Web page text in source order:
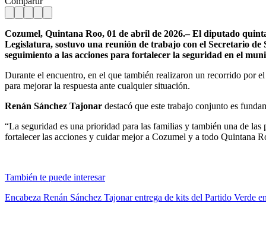
Cozumel, Quintana Roo, 01 de abril de 2026.– El diputado
Legislatura, sostuvo una reunión de trabajo con el Secretario
seguimiento a las acciones para fortalecer la seguridad en el
Durante el encuentro, en el que también realizaron un recorrido por
para mejorar la respuesta ante cualquier situación.
Renán Sánchez Tajonar destacó que este trabajo conjunto es
“La seguridad es una prioridad para las familias y también una de
fortalecer las acciones y cuidar mejor a Cozumel y a todo Quintana
También te puede interesar
Encabeza Renán Sánchez Tajonar entrega de kits del Partido Verde